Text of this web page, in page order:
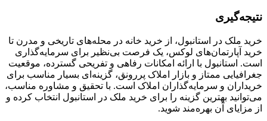
نتیجه‌گیری
خرید ملک در استانبول، از خرید خانه در محله‌های تاریخی و مدرن تا
خرید آپارتمان‌های لوکس، یک فرصت بی‌نظیر برای سرمایه‌گذاری
است. استانبول با ارائه امکانات رفاهی و تفریحی گسترده، موقعیت
جغرافیایی ممتاز و بازار املاک پررونق، گزینه‌ای بسیار مناسب برای
خریداران و سرمایه‌گذاران املاک است. با تحقیق و مشاوره مناسب،
می‌توانید بهترین گزینه را برای خرید ملک در استانبول انتخاب کرده و
از مزایای آن بهره‌مند شوید.